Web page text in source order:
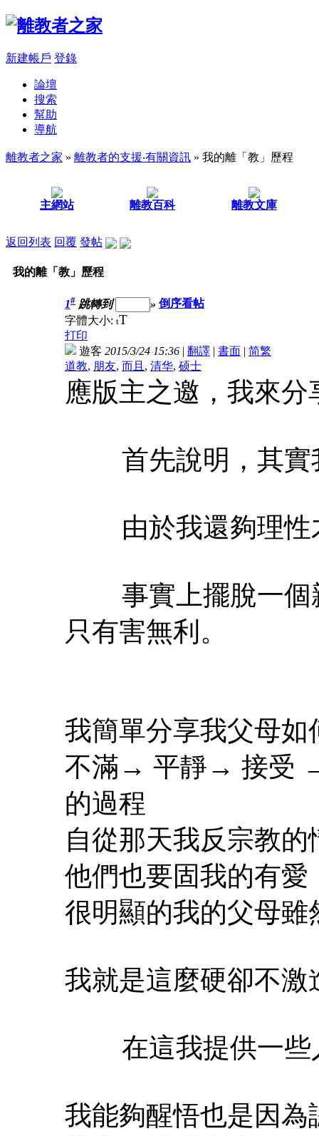
新建帳戶 登錄
論壇
搜索
幫助
導航
離教者之家 » 離教者的支援‧有關資訊 » 我的離「教」歷程
主網站 離教百科 離教文庫
返回列表 回覆 發帖
我的離「教」歷程
1# 跳轉到 » 倒序看帖
字體大小: tT
打印
遊客 2015/3/24 15:36 | 翻譯 | 書面 | 简繁
道教, 朋友, 而且 , 清华, 硕士
應版主之邀，我來
首先說明，其實我
由於我還夠理性才
事實上擺脫一個親
只有害無利。
我簡單分享我父母
不滿→ 平靜→ 接受
的過程
自從那天我反宗教
他們也要固我的有
很明顯的我的父母
我就是這麼硬卻不激
在這我提供一些人
我能夠醒悟也是因